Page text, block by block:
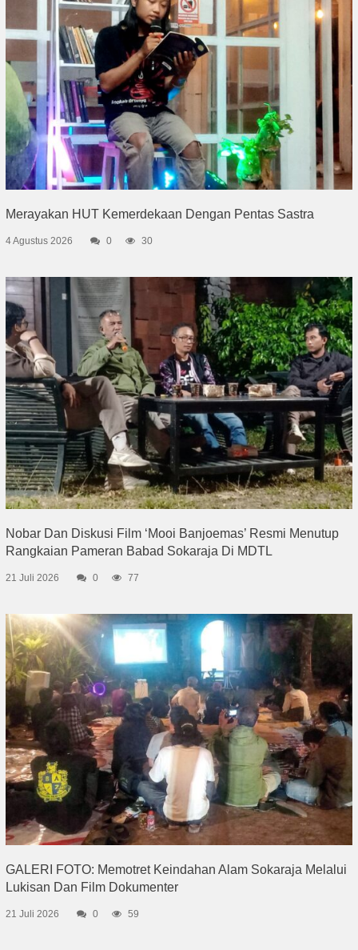
Merayakan HUT Kemerdekaan Dengan Pentas Sastra
4 Agustus 2026 0 30
Nobar Dan Diskusi Film ‘Mooi Banjoemas’ Resmi Menutup
Rangkaian Pameran Babad Sokaraja Di MDTL
21 Juli 2026 0 77
GALERI FOTO: Memotret Keindahan Alam Sokaraja Melalui
Lukisan Dan Film Dokumenter
21 Juli 2026 0 59